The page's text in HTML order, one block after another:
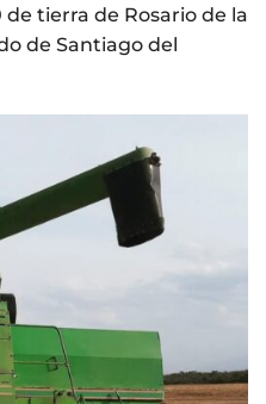
tierra de Rosario de la
de Santiago del